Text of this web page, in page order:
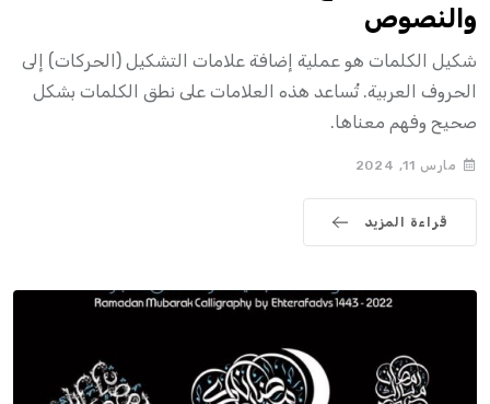
والنصوص
شكيل الكلمات هو عملية إضافة علامات التشكيل (الحركات) إلى
الحروف العربية. تُساعد هذه العلامات على نطق الكلمات بشكل
صحيح وفهم معناها.
مارس 11, 2024
قراءة المزيد